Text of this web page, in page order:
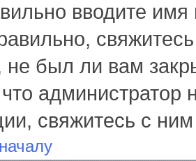
вводите
не был ли вам
администратор
свяжитесь с